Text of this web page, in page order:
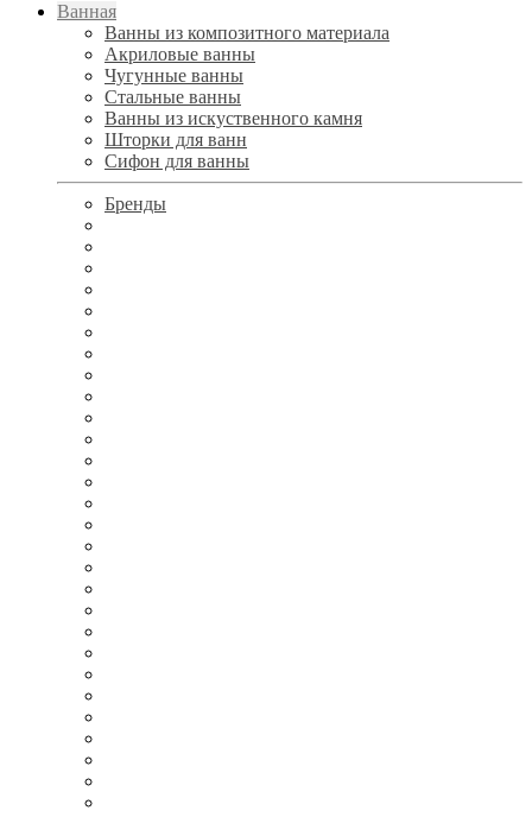
Ванная
Ванны из композитного материала
Акриловые ванны
Чугунные ванны
Стальные ванны
Ванны из искуственного камня
Шторки для ванн
Сифон для ванны
Бренды